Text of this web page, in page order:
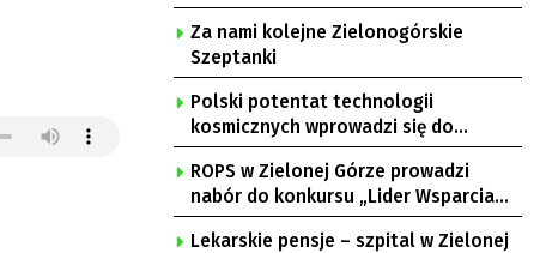
Za nami kolejne Zielonogórskie
Szeptanki
Polski potentat technologii
kosmicznych wprowadzi się do
Zielonej Góry
ROPS w Zielonej Górze prowadzi
nabór do konkursu „Lider Wsparcia
Seniora”
Lekarskie pensje – szpital w Zielonej